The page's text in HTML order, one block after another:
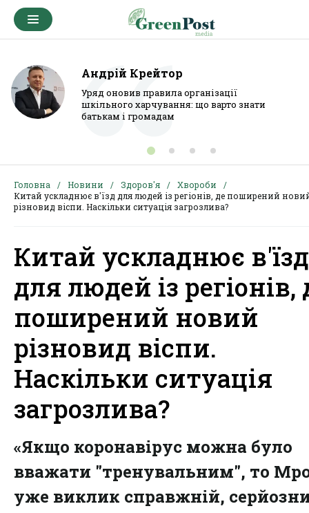
Андрій Крейтор
Уряд оновив правила організації
шкільного харчування: що варто знати
батькам і громадам
Головна Новини Здоров'я
Хвороби
Китай ускладнює в'їзд для людей із регіонів, де поширений
різновид віспи. Наскільки ситуація загрозлива?
Китай ускладнює в'їзд
для людей із регіонів,
поширений новий
різновид віспи.
Наскільки ситуація
загрозлива?
«Якщо коронавірус можна було
вважати "тренувальним", то
уже виклик справжній,